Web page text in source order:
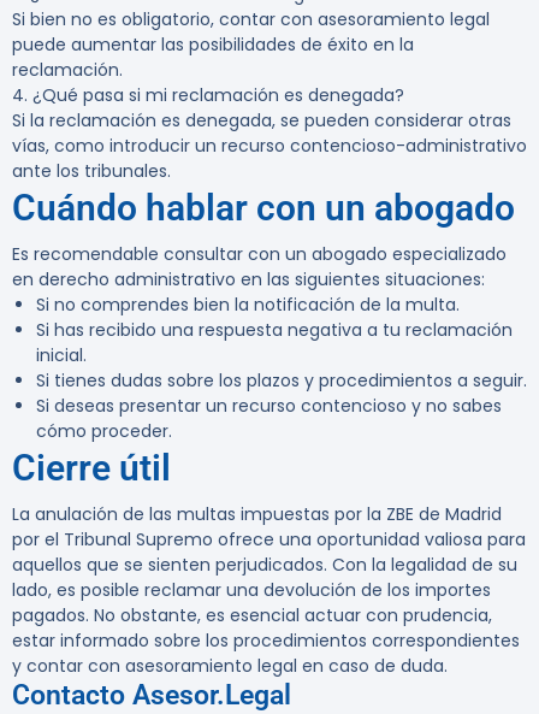
Si bien no es obligatorio, contar con asesoramiento legal
puede aumentar las posibilidades de éxito en la
reclamación.
4. ¿Qué pasa si mi reclamación es denegada?
Si la reclamación es denegada, se pueden considerar otras
vías, como introducir un recurso contencioso-administrativo
ante los tribunales.
Cuándo hablar con un abogado
Es recomendable consultar con un abogado especializado
en derecho administrativo en las siguientes situaciones:
Si no comprendes bien la notificación de la multa.
Si has recibido una respuesta negativa a tu reclamación
inicial.
Si tienes dudas sobre los plazos y procedimientos a seguir.
Si deseas presentar un recurso contencioso y no sabes
cómo proceder.
Cierre útil
La anulación de las multas impuestas por la ZBE de Madrid
por el Tribunal Supremo ofrece una oportunidad valiosa para
aquellos que se sienten perjudicados. Con la legalidad de su
lado, es posible reclamar una devolución de los importes
pagados. No obstante, es esencial actuar con prudencia,
estar informado sobre los procedimientos correspondientes
y contar con asesoramiento legal en caso de duda.
Contacto Asesor.Legal